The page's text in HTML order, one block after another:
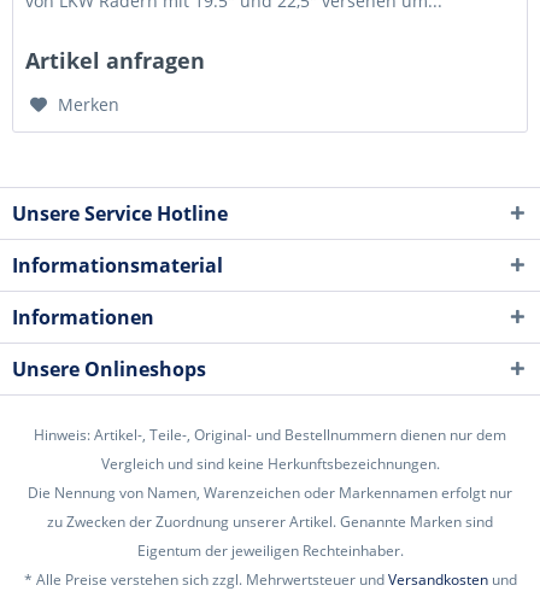
Artikel anfragen
Merken
Unsere Service Hotline
Informationsmaterial
Informationen
Unsere Onlineshops
Hinweis: Artikel-, Teile-, Original- und Bestellnummern dienen nur dem
Vergleich und sind keine Herkunftsbezeichnungen.
Die Nennung von Namen, Warenzeichen oder Markennamen erfolgt nur
zu Zwecken der Zuordnung unserer Artikel. Genannte Marken sind
Eigentum der jeweiligen Rechteinhaber.
* Alle Preise verstehen sich zzgl. Mehrwertsteuer undVersandkostenund